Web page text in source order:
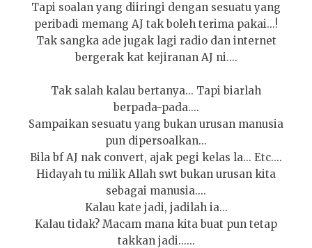
Tapi soalan yang diiringi dengan sesuatu yang
peribadi memang AJ tak boleh terima pakai...!
Tak sangka ade jugak lagi radio dan internet
bergerak kat kejiranan AJ ni....
Tak salah kalau bertanya... Tapi biarlah
berpada-pada....
Sampaikan sesuatu yang bukan urusan manusia
pun dipersoalkan...
Bila bf AJ nak convert, ajak pegi kelas la... Etc....
Hidayah tu milik Allah swt bukan urusan kita
sebagai manusia....
Kalau kate jadi, jadilah ia...
Kalau tidak? Macam mana kita buat pun tetap
takkan jadi......